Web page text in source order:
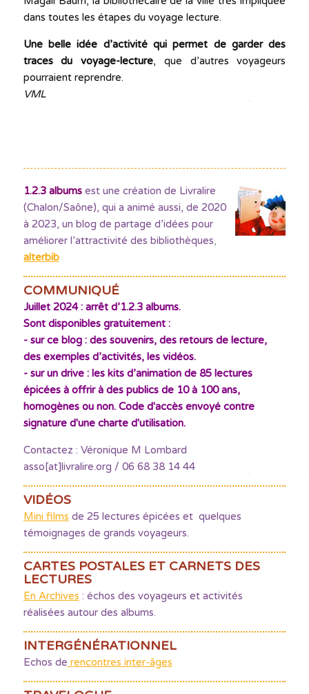
dans toutes les étapes du voyage lecture.
Une belle idée d’activité qui permet de garder des
traces du voyage-lecture, que d’autres voyageurs
pourraient reprendre.
VML
1.2.3 albumsest une création de Livralire
(Chalon/Saône), qui a animé aussi, de 2020
à 2023, un blog de partage d’idées pour
améliorer l’attractivité des bibliothèques,
alterbib
COMMUNIQUÉ
Juillet 2024 : arrêt d’1.2.3 albums.
Sont disponibles gratuitement :
- sur ce blog : des souvenirs, des retours de lecture,
des exemples d’activités, les vidéos.
- sur un drive : les kits d’animation de 85 lectures
épicées à offrir à des publics de 10 à 100 ans,
homogènes ou non. Code d'accès envoyé contre
signature d'une charte d'utilisation.
Contactez : Véronique M Lombard
asso[at]livralire.org / 06 68 38 14 44
VIDÉOS
Mini films de 25 lectures épicées et quelques
témoignages de grands voyageurs.
CARTES POSTALES ET CARNETS DES
LECTURES
En Archives : échos des voyageurs et activités
réalisées autour des albums.
INTERGÉNÉRATIONNEL
Echos de rencontres inter-âges